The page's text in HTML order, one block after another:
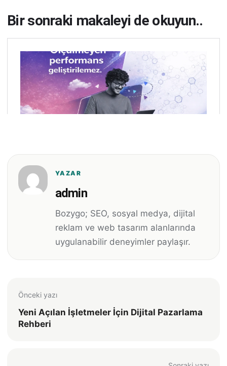
Bir sonraki makaleyi de okuyun..
YAZAR
admin
Bozygo; SEO, sosyal medya, dijital
reklam ve web tasarım alanlarında
uygulanabilir deneyimler paylaşır.
Önceki yazı
Yeni Açılan İşletmeler İçin Dijital Pazarlama
Rehberi